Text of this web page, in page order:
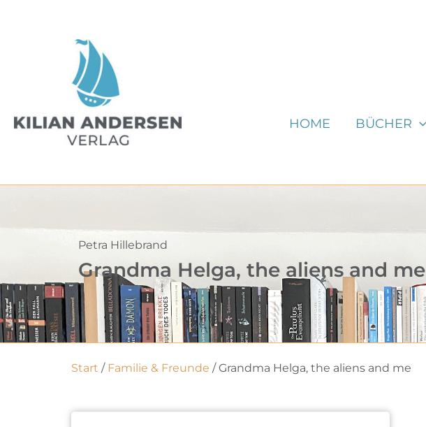
HOME BÜCHER
Petra Hillebrand
Grandma Helga, the aliens and me
Start / Familie & Freunde / Grandma Helga, the aliens and me